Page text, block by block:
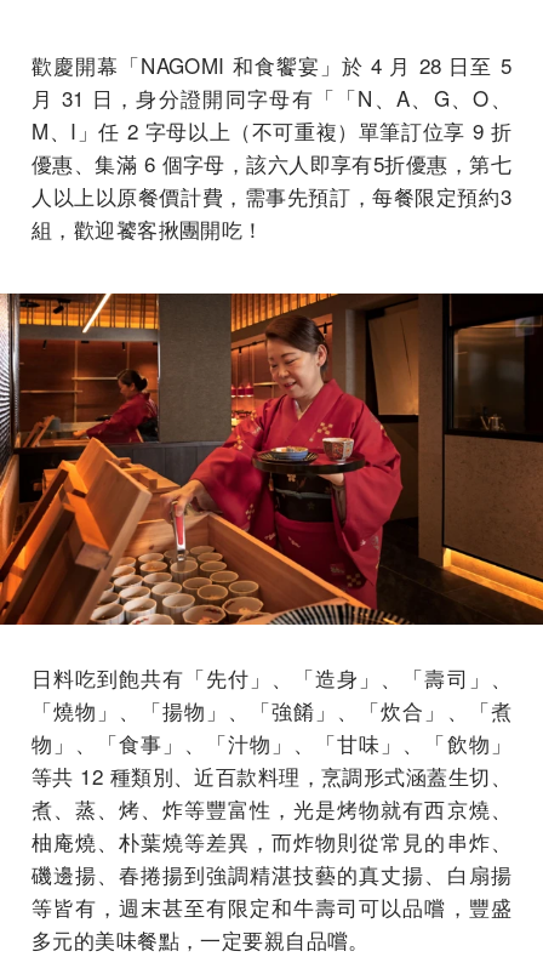
歡慶開幕「NAGOMI 和⻝饗宴」於 4 ⽉ 28 ⽇至 5
月 31 日，身分證開同字母有「「N、A、G、O、
M、I」任 2 字母以上（不可重複）單筆訂位享 9 折
優惠、集滿 6 個字母，該六人即享有5折優惠，第七
人以上以原餐價計費，需事先預訂，每餐限定預約3
組，歡迎饕客揪團開吃！
日料吃到飽共有「先付」、「造⾝」、「壽司」、
「燒物」、「揚物」、「強餚」、「炊合」、「煮
物」、「⻝事」、「汁物」、「⽢味」、「飲物」
等共 12 種類別、近百款料理，烹調形式涵蓋⽣切、
煮、蒸、烤、炸等豐富性，光是烤物就有⻄京燒、
柚庵燒、朴葉燒等差異，⽽炸物則從常⾒的串炸、
磯邊揚、春捲揚到強調精湛技藝的真丈揚、⽩扇揚
等皆有，週末甚至有限定和牛壽司可以品嚐，豐盛
多元的美味餐點，一定要親自品嚐。